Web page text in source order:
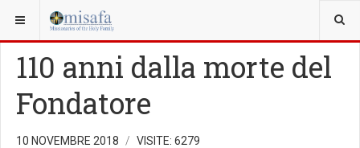
SEI QUI: FONDATORE
110 anni dalla morte del
Fondatore
10 NOVEMBRE 2018 VISITE: 6279